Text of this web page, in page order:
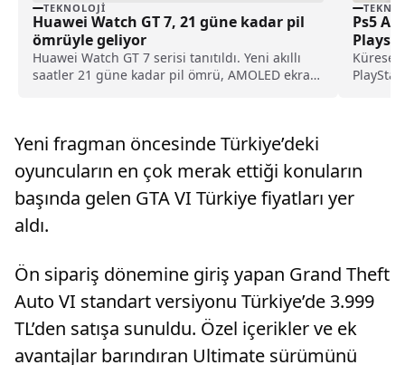
TEKNOLOJI
Huawei Watch GT 7, 21 güne kadar pil
ömrüyle geliyor
Huawei Watch GT 7 serisi tanıtıldı. Yeni akıllı
saatler 21 güne kadar pil ömrü, AMOLED ekran,
Ps5
Küresel
Yeni fragman öncesinde Türkiye’deki
oyuncuların en çok merak ettiği konuların
başında gelen GTA VI Türkiye fiyatları yer
aldı.
Ön sipariş dönemine giriş yapan Grand Theft
Auto VI standart versiyonu Türkiye’de 3.999
TL’den satışa sunuldu. Özel içerikler ve ek
avantajlar barındıran Ultimate sürümünü